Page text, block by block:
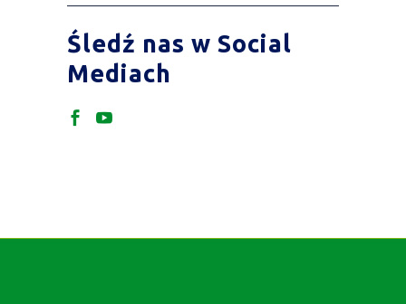
Śledź nas w Social
Mediach